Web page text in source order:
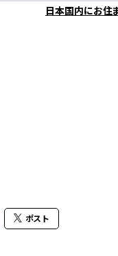
日本国内にお住
ポスト